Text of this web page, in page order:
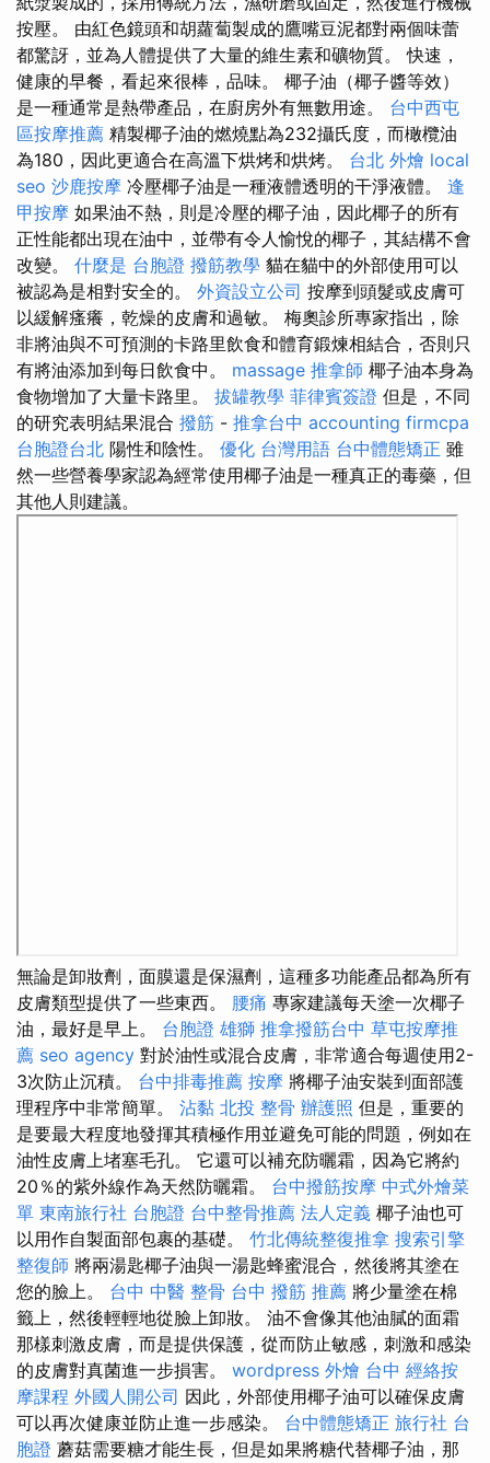
按壓。 由紅色鏡頭和胡蘿蔔製成的鷹嘴豆泥都對兩個味蕾
都驚訝，並為人體提供了大量的維生素和礦物質。 快速，
健康的早餐，看起來很棒，品味。 椰子油（椰子醬等效）
是一種通常是熱帶產品，在廚房外有無數用途。 台中西屯
區按摩推薦 精製椰子油的燃燒點為232攝氏度，而橄欖油
為180，因此更適合在高溫下烘烤和烘烤。 台北 外燴 local
seo 沙鹿按摩 冷壓椰子油是一種液體透明的干淨液體。 逢
甲按摩 如果油不熱，則是冷壓的椰子油，因此椰子的所有
正性能都出現在油中，並帶有令人愉悅的椰子，其結構不會
改變。 什麼是 台胞證 撥筋教學 貓在貓中的外部使用可以
被認為是相對安全的。 外資設立公司 按摩到頭髮或皮膚可
以緩解瘙癢，乾燥的皮膚和過敏。 梅奧診所專家指出，除
非將油與不可預測的卡路里飲食和體育鍛煉相結合，否則只
有將油添加到每日飲食中。 massage 推拿師 椰子油本身為
食物增加了大量卡路里。 拔罐教學 菲律賓簽證 但是，不同
的研究表明結果混合 撥筋 - 推拿台中 accounting firmcpa
台胞證台北 陽性和陰性。 優化 台灣用語 台中體態矯正 雖
然一些營養學家認為經常使用椰子油是一種真正的毒藥，但
其他人則建議。
無論是卸妝劑，面膜還是保濕劑，這種多功能產品都為所有
皮膚類型提供了一些東西。 腰痛 專家建議每天塗一次椰子
油，最好是早上。 台胞證 雄獅 推拿撥筋台中 草屯按摩推
薦 seo agency 對於油性或混合皮膚，非常適合每週使用2-
3次防止沉積。 台中排毒推薦 按摩 將椰子油安裝到面部護
理程序中非常簡單。 沾黏 北投 整骨 辦護照 但是，重要的
是要最大程度地發揮其積極作用並避免可能的問題，例如在
油性皮膚上堵塞毛孔。 它還可以補充防曬霜，因為它將約
20％的紫外線作為天然防曬霜。 台中撥筋按摩 中式外燴菜
單 東南旅行社 台胞證 台中整骨推薦 法人定義 椰子油也可
以用作自製面部包裹的基礎。 竹北傳統整復推拿 搜索引擎
整復師 將兩湯匙椰子油與一湯匙蜂蜜混合，然後將其塗在
您的臉上。 台中 中醫 整骨 台中 撥筋 推薦 將少量塗在棉
籤上，然後輕輕地從臉上卸妝。 油不會像其他油膩的面霜
那樣刺激皮膚，而是提供保護，從而防止敏感，刺激和感染
的皮膚對真菌進一步損害。 wordpress 外燴 台中 經絡按
摩課程 外國人開公司 因此，外部使用椰子油可以確保皮膚
可以再次健康並防止進一步感染。 台中體態矯正 旅行社 台
胞證 蘑菇需要糖才能生長，但是如果將糖代替椰子油，那